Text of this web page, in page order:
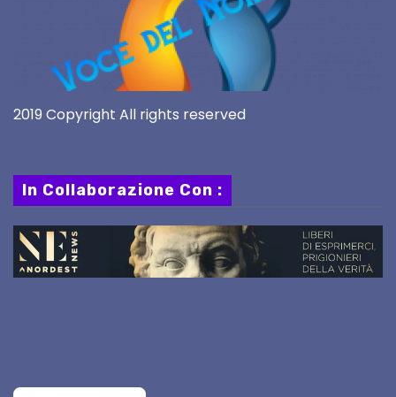
2019 Copyright All rights reserved
In Collaborazione Con :